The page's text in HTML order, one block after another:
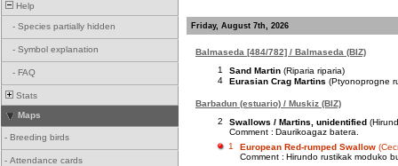
Help
- Species partially hidden
- Symbol explanation
- FAQ
Stats
Maps
- Breeding birds
- Attendance cards
Friday, August 7th, 2026
Balmaseda [484/782] / Balmaseda (BIZ)
1
Sand Martin (Riparia riparia)
4
Eurasian Crag Martins (Ptyonoprogne
Barbadun (estuario) / Muskiz (BIZ)
2
Swallows / Martins, unidentified
Comment : Daurikoagaz batera.
1
European Red-rumped Swallow
Comment : Hirundo rustikak moduko